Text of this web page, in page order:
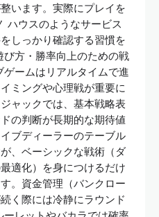
います。実際にプレイを
ハウスのようなサービス
しっかり確認する習慣を
方・勝率向上のための戦
ームはリアルタイムで進
ミングや心理戦が重要に
ャックでは、基本戦略表
の判断が長期的な期待値
ブディーラーのテーブル
、ベーシックな戦術（ダ
適化）を身につけるだけ
。資金管理（バンクロー
く際には冷静にラウンド